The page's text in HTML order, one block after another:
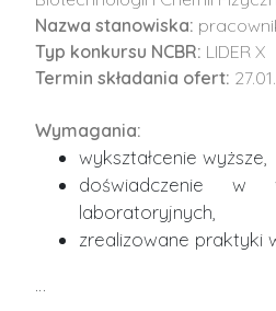
Nazwa stanowiska:
Typ konkursu NCBR: LIDER X
Termin składania ofert:
Wymagania:
wykształcenie wyższe,
doświadczenie w
laboratoryjnych,
zrealizowane praktyki
…